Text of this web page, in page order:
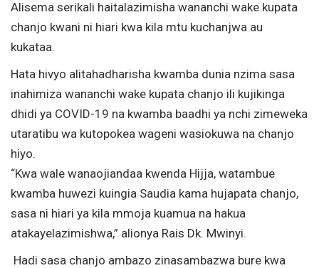
Alisema serikali haitalazimisha wananchi wake kupata
chanjo kwani ni hiari kwa kila mtu kuchanjwa au
kukataa.
Hata hivyo alitahadharisha kwamba dunia nzima sasa
inahimiza wananchi wake kupata chanjo ili kujikinga
dhidi ya COVID-19 na kwamba baadhi ya nchi zimeweka
utaratibu wa kutopokea wageni wasiokuwa na chanjo
hiyo.
“Kwa wale wanaojiandaa kwenda Hijja, watambue
kwamba huwezi kuingia Saudia kama hujapata chanjo,
sasa ni hiari ya kila mmoja kuamua na hakua
atakayelazimishwa,” alionya Rais Dk. Mwinyi.
Hadi sasa chanjo ambazo zinasambazwa bure kwa